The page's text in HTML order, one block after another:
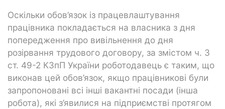
Оскільки обов’язок із працевлаштування
працівника покладається на власника з дня
попередження про вивільнення до дня
розірвання трудового договору, за змістом ч. 3
ст. 49-2 КЗпП України роботодавець є таким, що
виконав цей обов’язок, якщо працівникові були
запропоновані всі інші вакантні посади (інша
робота), які з’явилися на підприємстві протягом